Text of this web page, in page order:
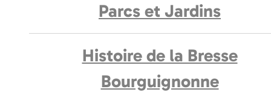
Parcs et Jardins
Histoire de la Bresse
Bourguignonne